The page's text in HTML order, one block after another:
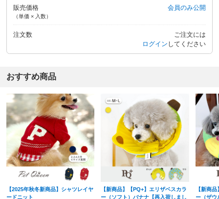
販売価格
（単価 × 入数）
会員のみ公開
注文数
ご注文には
ログイン してください
おすすめ商品
【2025年秋冬新商品】シャツレイヤ
ードニット
【新商品】【PQ+】エリザベスカラ
ー（ソフト）バナナ【再入荷しまし
【新商
ー（ザウ